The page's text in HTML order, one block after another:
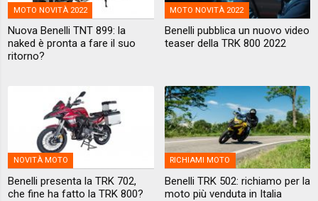
MOTO NOVITÀ 2022
Nuova Benelli TNT 899: la
naked è pronta a fare il suo
ritorno?
MOTO NOVITÀ 2022
Benelli pubblica un nuovo video
teaser della TRK 800 2022
NOVITÀ MOTO
Benelli presenta la TRK 702,
che fine ha fatto la TRK 800?
RICHIAMI MOTO
Benelli TRK 502: richiamo per la
moto più venduta in Italia